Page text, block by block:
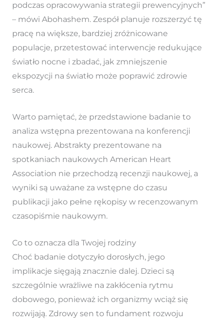
podczas opracowywania strategii prewencyjnych”
– mówi Abohashem. Zespół planuje rozszerzyć tę
pracę na większe, bardziej zróżnicowane
populacje, przetestować interwencje redukujące
światło nocne i zbadać, jak zmniejszenie
ekspozycji na światło może poprawić zdrowie
serca.
Warto pamiętać, że przedstawione badanie to
analiza wstępna prezentowana na konferencji
naukowej. Abstrakty prezentowane na
spotkaniach naukowych American Heart
Association nie przechodzą recenzji naukowej, a
wyniki są uważane za wstępne do czasu
publikacji jako pełne rękopisy w recenzowanym
czasopiśmie naukowym.
Co to oznacza dla Twojej rodziny
Choć badanie dotyczyło dorosłych, jego
implikacje sięgają znacznie dalej. Dzieci są
szczególnie wrażliwe na zakłócenia rytmu
dobowego, ponieważ ich organizmy wciąż się
rozwijają. Zdrowy sen to fundament rozwoju